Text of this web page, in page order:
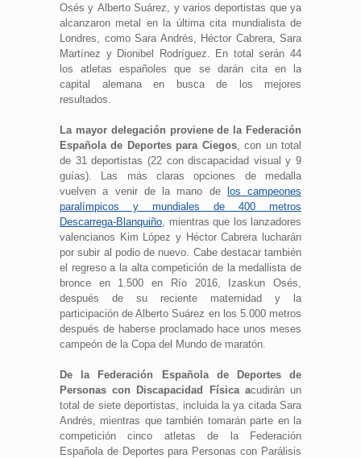
Osés y Alberto Suárez, y varios deportistas que ya
alcanzaron metal en la última cita mundialista de
Londres, como Sara Andrés, Héctor Cabrera, Sara
Martínez y Dionibel Rodríguez. En total serán 44
los atletas españoles que se darán cita en la
capital alemana en busca de los mejores
resultados.
La mayor delegación proviene de la Federación
Española de Deportes para Ciegos, con un total
de 31 deportistas (22 con discapacidad visual y 9
guías). Las más claras opciones de medalla
vuelven a venir de la mano de los campeones
paralímpicos y mundiales de 400 metros
Descarrega-Blanquiño , mientras que los lanzadores
valencianos Kim López y Héctor Cabrera lucharán
por subir al podio de nuevo. Cabe destacar también
el regreso a la alta competición de la medallista de
bronce en 1.500 en Río 2016, Izaskun Osés,
después de su reciente maternidad y la
participación de Alberto Suárez en los 5.000 metros
después de haberse proclamado hace unos meses
campeón de la Copa del Mundo de maratón.
De la Federación Española de Deportes de
Personas con Discapacidad Física acudirán un
total de siete deportistas, incluida la ya citada Sara
Andrés, mientras que también tomarán parte en la
competición cinco atletas de la Federación
Española de Deportes para Personas con Parálisis